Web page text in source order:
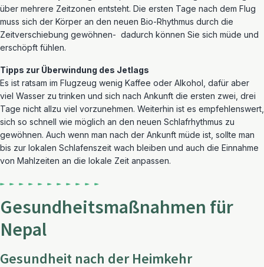
über mehrere Zeitzonen entsteht. Die ersten Tage nach dem Flug
muss sich der Körper an den neuen Bio-Rhythmus durch die
Zeitverschiebung gewöhnen- dadurch können Sie sich müde und
erschöpft fühlen.
Tipps zur Überwindung des Jetlags
Es ist ratsam im Flugzeug wenig Kaffee oder Alkohol, dafür aber
viel Wasser zu trinken und sich nach Ankunft die ersten zwei, drei
Tage nicht allzu viel vorzunehmen. Weiterhin ist es empfehlenswert,
sich so schnell wie möglich an den neuen Schlafrhythmus zu
gewöhnen. Auch wenn man nach der Ankunft müde ist, sollte man
bis zur lokalen Schlafenszeit wach bleiben und auch die Einnahme
von Mahlzeiten an die lokale Zeit anpassen.
Gesundheitsmaßnahmen für
Nepal
Gesundheit nach der Heimkehr